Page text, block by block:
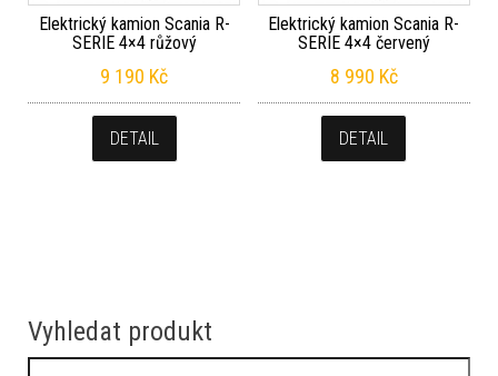
Elektrický kamion Scania R-
SERIE 4×4 růžový
9 190 Kč
DETAIL
Elektrický kamion Scania R-
SERIE 4×4 červený
8 990 Kč
DETAIL
Vyhledat produkt